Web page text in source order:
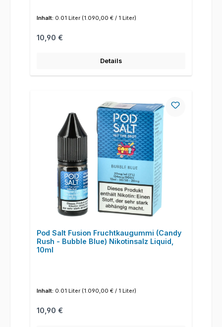
Inhalt: 0.01 Liter (1.090,00 € / 1 Liter)
Regulärer Preis:
10,90 €
Details
Pod Salt Fusion Fruchtkaugummi (Candy
Rush - Bubble Blue) Nikotinsalz Liquid,
10ml
Inhalt: 0.01 Liter (1.090,00 € / 1 Liter)
Regulärer Preis:
10,90 €